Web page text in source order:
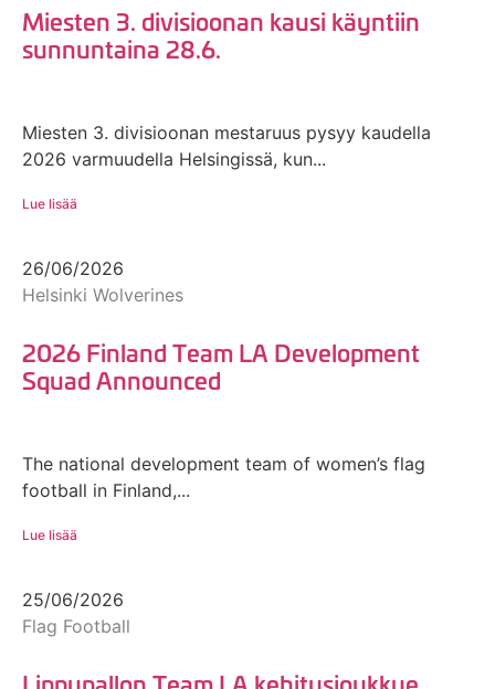
Miesten 3. divisioonan kausi käyntiin
sunnuntaina 28.6.
Miesten 3. divisioonan mestaruus pysyy kaudella
2026 varmuudella Helsingissä, kun...
Lue lisää
26/06/2026
Helsinki Wolverines
2026 Finland Team LA Development
Squad Announced
The national development team of women’s flag
football in Finland,...
Lue lisää
25/06/2026
Flag Football